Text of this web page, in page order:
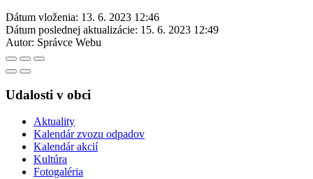
Dátum vloženia: 13. 6. 2023 12:46
Dátum poslednej aktualizácie: 15. 6. 2023 12:49
Autor: Správce Webu
Udalosti v obci
Aktuality
Kalendár zvozu odpadov
Kalendár akcií
Kultúra
Fotogaléria